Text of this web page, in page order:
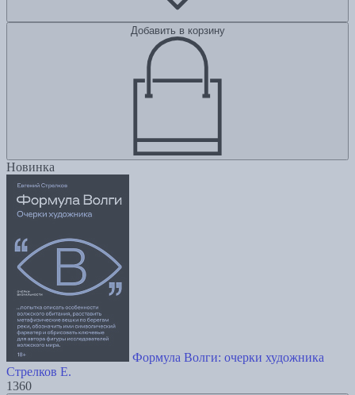
Добавить в корзину
Новинка
Формула Волги: очерки художника
Стрелков Е.
1360